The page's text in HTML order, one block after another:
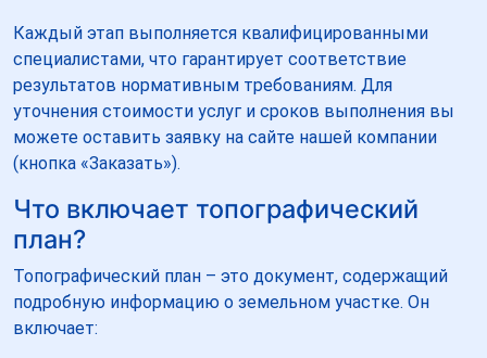
Каждый этап выполняется квалифицированными
специалистами, что гарантирует соответствие
результатов нормативным требованиям. Для
уточнения стоимости услуг и сроков выполнения вы
можете оставить заявку на сайте нашей компании
(кнопка «Заказать»).
Что включает топографический
план?
Топографический план – это документ, содержащий
подробную информацию о земельном участке. Он
включает: